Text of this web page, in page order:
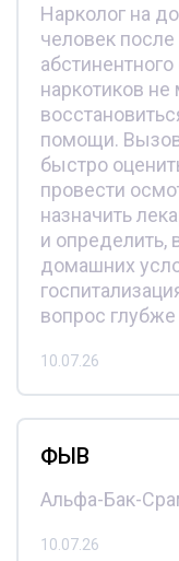
Нарколог на
человек после
наркотиков
помощи.
быстро
провести
назначить
и определить,
домашних
вопрос
10.07.26
ФЫВ
Альфа-Бак-
10.07.26